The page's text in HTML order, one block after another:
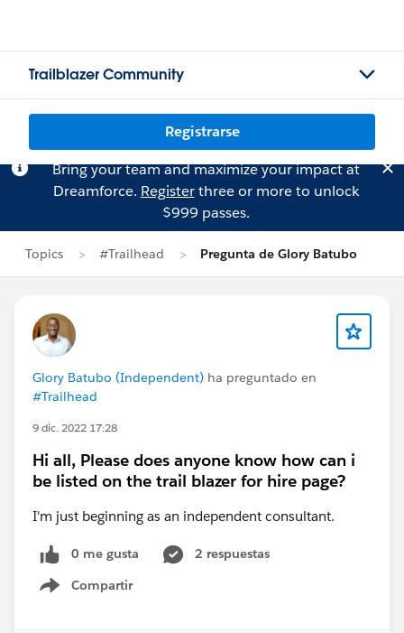
Trailblazer Community
Registrarse
Bring your team and maximize your impact at
Dreamforce. Registerthree or more to unlock
$999 passes.
Topics #Trailhead Pregunta de Glory Batubo
Glory Batubo (Independent) ha preguntado en
#Trailhead
9 dic. 2022 17:28
Hi all, Please does anyone know how can i
be listed on the trail blazer for hire page?
I'm just beginning as an independent consultant.
0 me gusta
2 respuestas
Compartir
Show menu